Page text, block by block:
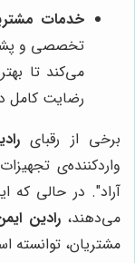
خدمات
تخصصی و
می‌کند تا
رضایت کامل
برخی از رقبای
واردکننده‌ی
آراد". در حالی که
می‌دهند،رادین
مشتریان، توانسته